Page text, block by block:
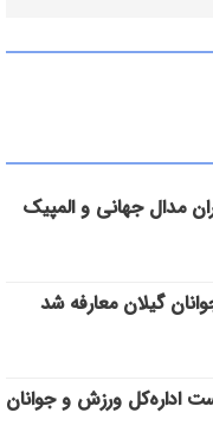
مدال جهانی و المپیک
گیلان معارفه شد
اداره‌کل ورزش و جوانان